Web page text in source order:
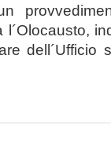
dell´Ufficio